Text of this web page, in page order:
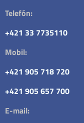
Telefón:
+421 33 7735110
Mobil:
+421 905 718 720
+421 905 657 700
E-mail: